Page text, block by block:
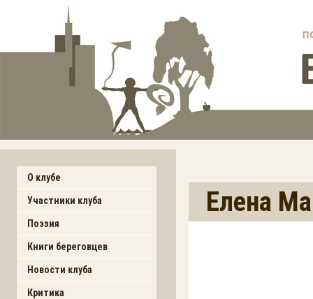
О клубе
Участники клуба
Поэзия
Книги береговцев
Новости клуба
Критика
Елена